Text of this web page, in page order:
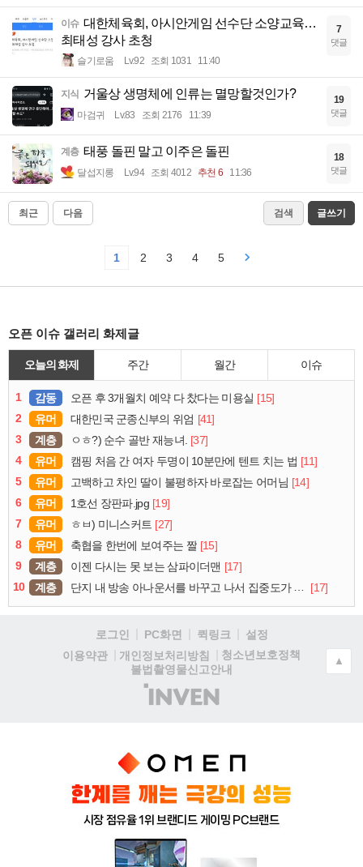
이슈 대한체육회, 아시안게임 선수단 소양교육…
최태성 강사 초청
슬기로움 Lv.92 조회 1031 11:40
7
댓글
지식 거울상 생명체에 인류는 멸망할것인가?
마검귀 Lv.83 조회 2176 11:39
19
댓글
계층 태풍 돌핀 말고 이주은 돌핀
달섭지롱 Lv.94 조회 4012 추천 6 11:36
18
댓글
최근 다음 검색 글쓰기
1 2 3 4 5
오픈 이슈 갤러리 화제글
오늘의 화제 주간 월간 이슈
1 감동 오픈 후 3개월치 예약 다 찼다는 미용실 [15]
2
유머 대한민국 군종신부의 위엄 [41]
3
계층 ㅇㅎ?) 순수 골반 재능녀. [37]
4
유머 캠핑 처음 간 여자 두명이 10분만에 텐트 치는 법 [11]
5
유머 고백하고 차인 딸이 불평하자 바로잡는 어머님 [14]
6
유머 1호선 장판파.jpg [19]
7
유머 ㅎㅂ) 미니스커트 [27]
8
유머 축협을 한번에 보여주는 짤 [15]
9
계층 이젠 다시는 못 보는 삼파이더맨 [17]
10
계층 단지 내 방송 아나운서를 바꾸고 나서 집중도가 확 올라갔다는 한 아파트의 안내방송 [17]
로그인 PC화면 퀵링크
설정
이용약관
개인정보처리방침
청소년보호정책
불법촬영물신고안내
(주)
인
▲